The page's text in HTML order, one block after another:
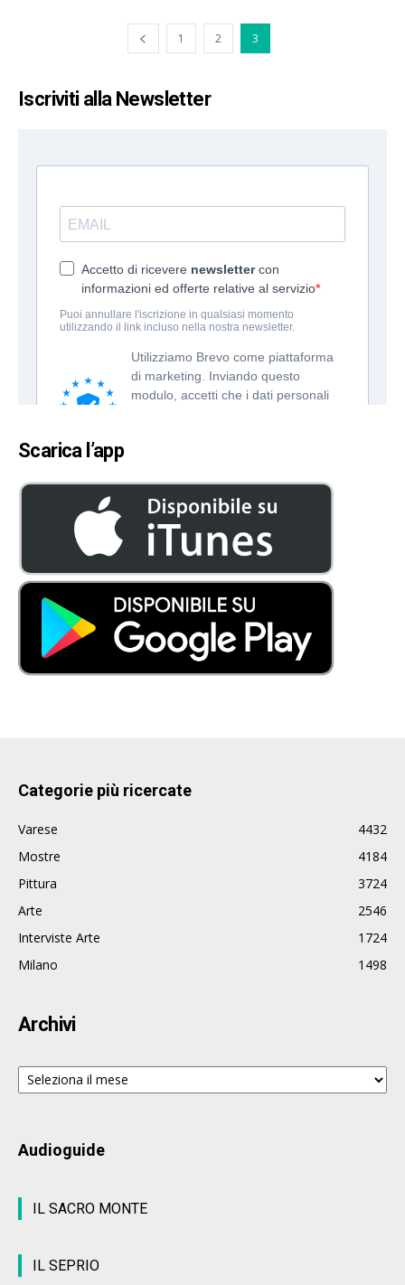
1 2 3
Iscriviti alla Newsletter
Scarica l’app
Categorie più ricercate
Varese
4432
Mostre
4184
Pittura
3724
Arte
2546
Interviste Arte
1724
Milano
1498
Archivi
Archivi
Audioguide
IL SACRO MONTE
IL SEPRIO